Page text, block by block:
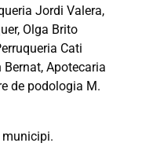
Jordi Valera,
Olga Brito
Cati
Bernat, Apotecaria
de podologia M.
municipi.